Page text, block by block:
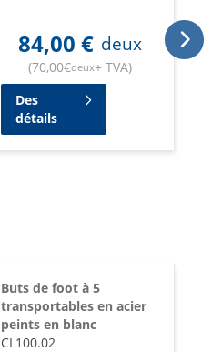
84,00 € deux
(70,00€deux+ TVA)
Des
détails
Buts de foot à 5
transportables en acier
peints en blanc
CL100.02